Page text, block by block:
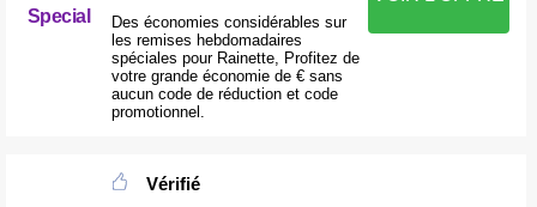
Special
Des économies considérables sur
les remises hebdomadaires
spéciales pour Rainette, Profitez de
votre grande économie de € sans
aucun code de réduction et code
promotionnel.
Vérifié